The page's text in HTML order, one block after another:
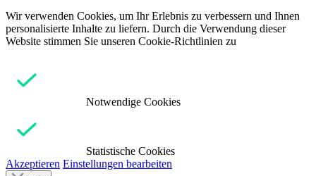
Wir verwenden Cookies, um Ihr Erlebnis zu verbessern und Ihnen
personalisierte Inhalte zu liefern. Durch die Verwendung dieser
Website stimmen Sie unseren Cookie-Richtlinien zu
Notwendige Cookies
Statistische Cookies
Akzeptieren Einstellungen bearbeiten